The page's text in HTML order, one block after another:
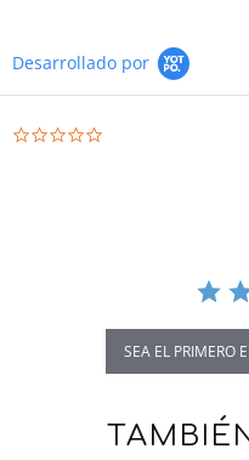
Desarrollado por
SEA EL PRIMERO